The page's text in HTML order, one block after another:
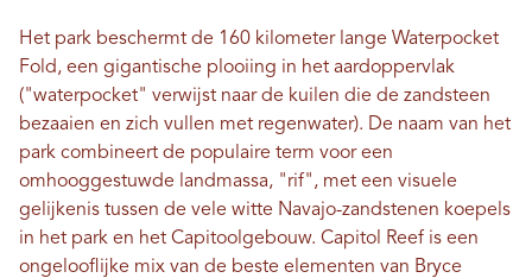
Het park beschermt de 160 kilometer lange Waterpocket
Fold, een gigantische plooiing in het aardoppervlak
("waterpocket" verwijst naar de kuilen die de zandsteen
bezaaien en zich vullen met regenwater). De naam van het
park combineert de populaire term voor een
omhooggestuwde landmassa, "rif", met een visuele
gelijkenis tussen de vele witte Navajo-zandstenen koepels
in het park en het Capitoolgebouw. ​​Capitol Reef is een
ongelooflijke mix van de beste elementen van Bryce